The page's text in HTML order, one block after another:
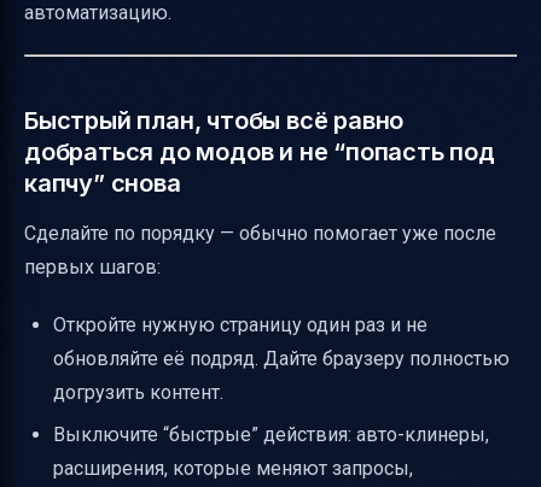
автоматизацию.
Быстрый план, чтобы всё равно
добраться до модов и не “попасть под
капчу” снова
Сделайте по порядку — обычно помогает уже после
первых шагов:
Откройте нужную страницу один раз и не
обновляйте её подряд. Дайте браузеру полностью
догрузить контент.
Выключите “быстрые” действия: авто-клинеры,
расширения, которые меняют запросы,